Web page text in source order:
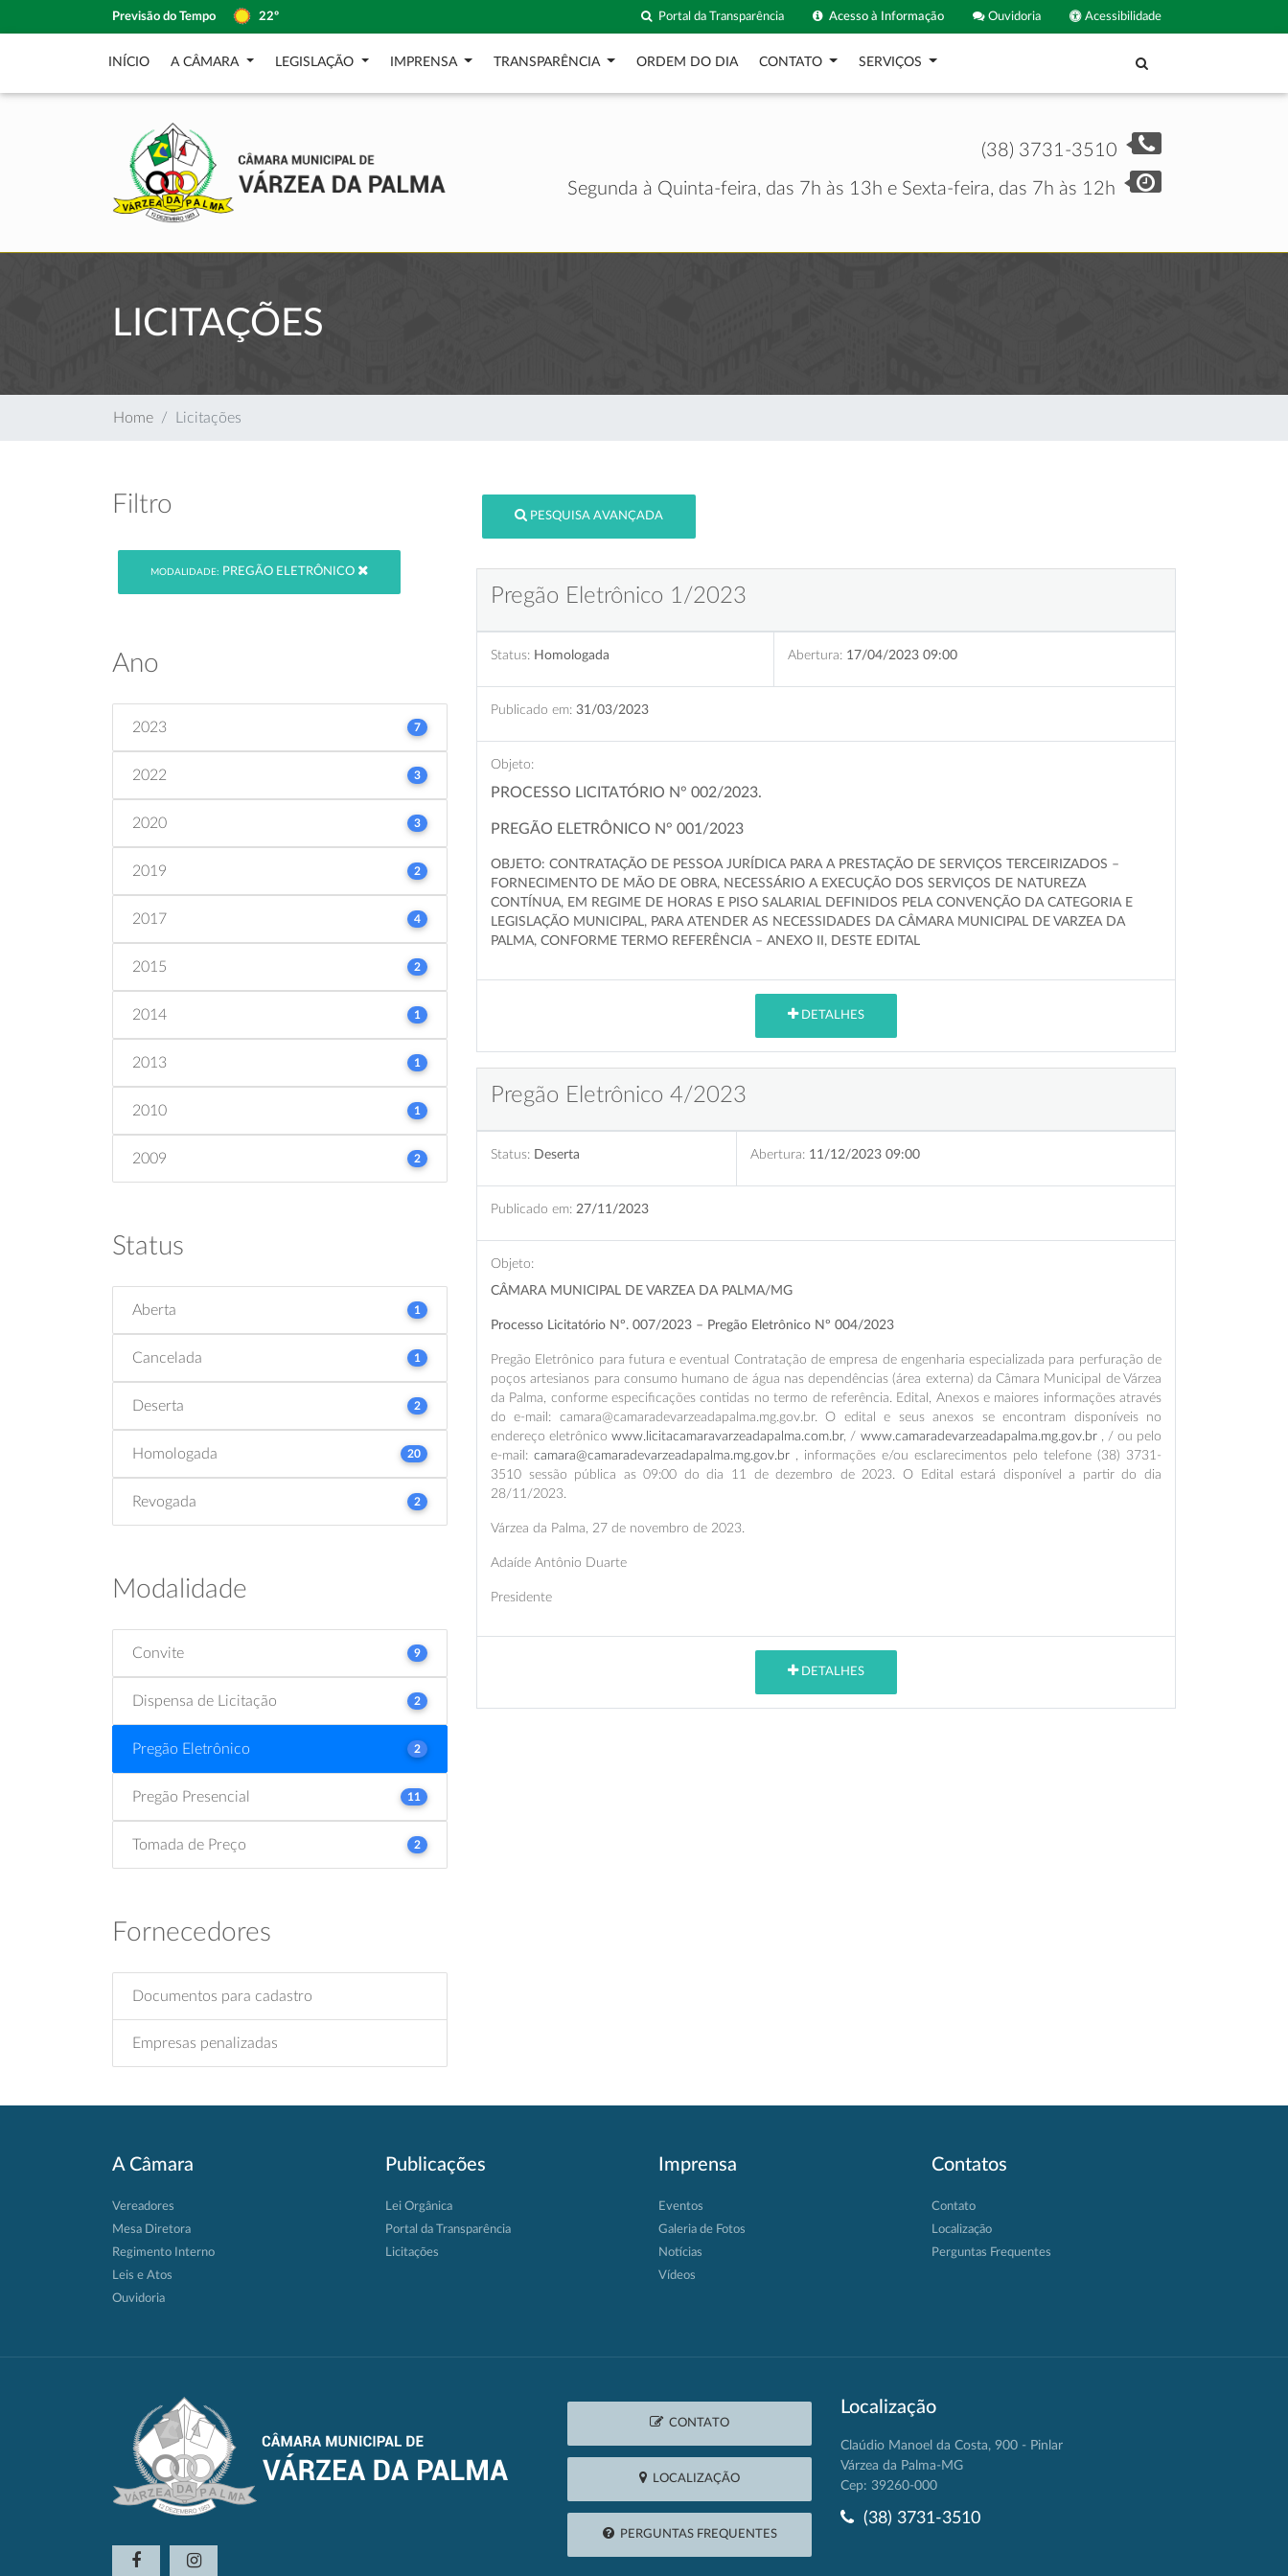
Previsão do Tempo 22º Acessibilidade
Ouvidoria
Acesso à Informação
Portal da Transparência
INÍCIO A CÂMARA LEGISLAÇÃO IMPRENSA TRANSPARÊNCIA ORDEM DO DIA CONTATO SERVIÇOS
(38) 3731-3510
Segunda à Quinta-feira, das 7h às 13h e Sexta-feira, das 7h às 12h
LICITAÇÕES
Home Licitações
Filtro
MODALIDADE: PREGÃO ELETRÔNICO
Ano
2023 7
2022 3
2020 3
2019 2
2017 4
2015 2
2014 1
2013 1
2010 1
2009 2
Status
Aberta 1
Cancelada 1
Deserta 2
Homologada 20
Revogada 2
Modalidade
Convite 9
Dispensa de Licitação 2
Pregão Eletrônico 2
Pregão Presencial 11
Tomada de Preço 2
Fornecedores
Documentos para cadastro
Empresas penalizadas
PESQUISA AVANÇADA
Pregão Eletrônico 1/2023
Status: Homologada Abertura: 17/04/2023 09:00
Publicado em: 31/03/2023
Objeto:
PROCESSO LICITATÓRIO N° 002/2023.
PREGÃO ELETRÔNICO N° 001/2023
OBJETO: CONTRATAÇÃO DE PESSOA JURÍDICA PARA A PRESTAÇÃO DE SERVIÇOS TERCEIRIZADOS –
FORNECIMENTO DE MÃO DE OBRA, NECESSÁRIO A EXECUÇÃO DOS SERVIÇOS DE NATUREZA
CONTÍNUA, EM REGIME DE HORAS E PISO SALARIAL DEFINIDOS PELA CONVENÇÃO DA CATEGORIA E
LEGISLAÇÃO MUNICIPAL, PARA ATENDER AS NECESSIDADES DA CÂMARA MUNICIPAL DE VARZEA DA
PALMA, CONFORME TERMO REFERÊNCIA – ANEXO II, DESTE EDITAL
DETALHES
Pregão Eletrônico 4/2023
Status: Deserta Abertura: 11/12/2023 09:00
Publicado em: 27/11/2023
Objeto:
CÂMARA MUNICIPAL DE VARZEA DA PALMA/MG
Processo Licitatório Nº. 007/2023 – Pregão Eletrônico Nº 004/2023
Pregão Eletrônico para futura e eventual Contratação de empresa de engenharia especializada para perfuração de
poços artesianos para consumo humano de água nas dependências (área externa) da Câmara Municipal de Várzea
da Palma, conforme especificações contidas no termo de referência. Edital, Anexos e maiores informações através
do e-mail: camara@camaradevarzeadapalma.mg.gov.br. O edital e seus anexos se encontram disponíveis no
endereço eletrônicowww.licitacamaravarzeadapalma.com.br, / www.camaradevarzeadapalma.mg.gov.br, / ou pelo
e-mail: camara@camaradevarzeadapalma.mg.gov.br , informações e/ou esclarecimentos pelo telefone (38) 3731-
3510 sessão pública as 09:00 do dia 11 de dezembro de 2023. O Edital estará disponível a partir do dia
28/11/2023.
Várzea da Palma, 27 de novembro de 2023.
Adaíde Antônio Duarte
Presidente
DETALHES
A Câmara
Vereadores
Mesa Diretora
Regimento Interno
Leis e Atos
Ouvidoria
Publicações
Lei Orgânica
Portal da Transparência
Licitações
Imprensa
Eventos
Galeria de Fotos
Notícias
Vídeos
Contatos
Contato
Localização
Perguntas Frequentes
CONTATO
LOCALIZAÇÃO
PERGUNTAS FREQUENTES
Localização
Claúdio Manoel da Costa, 900 - Pinlar
Várzea da Palma-MG
Cep: 39260-000
(38) 3731-3510